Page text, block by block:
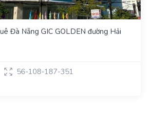
Đà Nẵng GIC GOLDEN đường Hải
56-108-187-351